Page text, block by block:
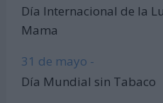
Día Internacional de la
Mama
31 de mayo -
Día Mundial sin Tabaco